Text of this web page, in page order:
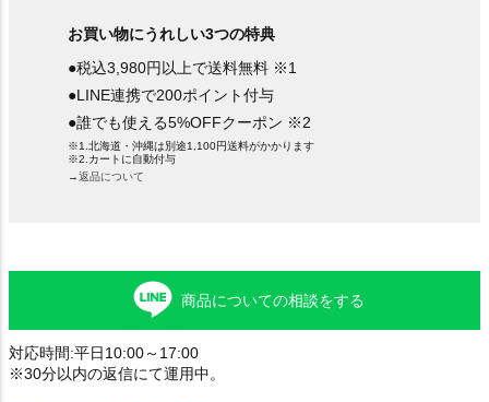
お買い物にうれしい3つの特典
●税込3,980円以上で送料無料 ※1
●LINE連携で200ポイント付与
●誰でも使える5%OFFクーポン ※2
※1.北海道・沖縄は別途1,100円送料がかかります
※2.カートに自動付与
→返品について
商品についての相談をする
対応時間:平日10:00～17:00
※30分以内の返信にて運用中。